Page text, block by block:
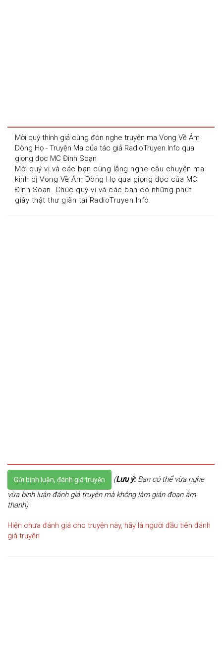
Mời quý thính giả cùng đón nghe truyện ma Vong Về Ám
Dòng Họ - Truyện Ma của tác giả RadioTruyen.Info qua
giọng đọc MC Đình Soạn
Mời quý vị và các bạn cùng lắng nghe câu chuyện ma
kinh dị Vong Về Ám Dòng Họ qua giọng đọc của MC
Đình Soạn. Chúc quý vị và các bạn có những phút
giây thật thư giãn tại RadioTruyen.Info
Gửi bình luận, đánh giá truyện (Lưu ý:Bạn có thể vừa nghe
vừa bình luận đánh giá truyện mà không làm gián đoạn âm
thanh)
Hiện chưa đánh giá cho truyện này, hãy là người đầu tiên đánh
giá truyện